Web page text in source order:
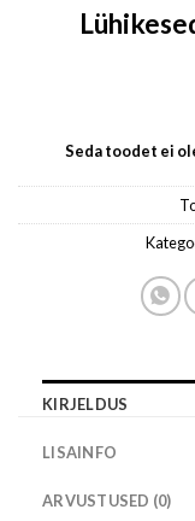
Seda toodet ei
KIRJELDUS
LISAINFO
ARVUSTUSED (0)